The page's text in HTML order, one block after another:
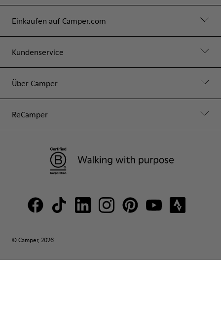
Einkaufen auf Camper.com
Kundenservice
Über Camper
ReCamper
© Camper, 2026